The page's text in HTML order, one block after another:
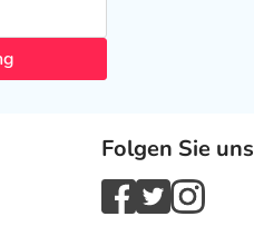
Folgen Sie uns